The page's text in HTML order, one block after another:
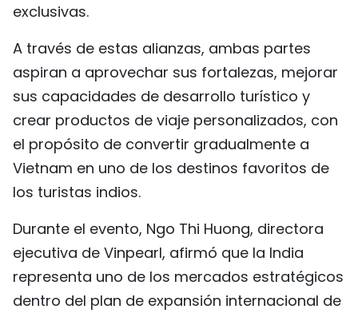
exclusivas.
A través de estas alianzas, ambas partes
aspiran a aprovechar sus fortalezas, mejorar
sus capacidades de desarrollo turístico y
crear productos de viaje personalizados, con
el propósito de convertir gradualmente a
Vietnam en uno de los destinos favoritos de
los turistas indios.
Durante el evento, Ngo Thi Huong, directora
ejecutiva de Vinpearl, afirmó que la India
representa uno de los mercados estratégicos
dentro del plan de expansión internacional de